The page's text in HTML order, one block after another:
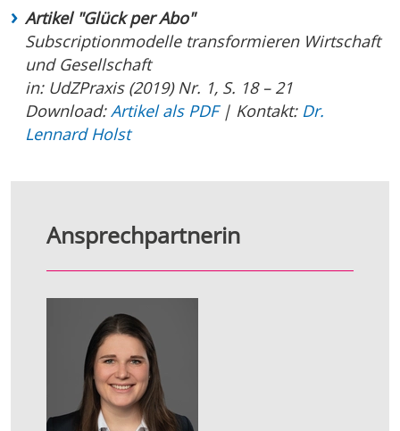
Artikel "Glück per Abo"
Subscriptionmodelle transformieren Wirtschaft
und Gesellschaft
in: UdZPraxis (2019) Nr. 1, S. 18 – 21
Download:Artikel als PDF| Kontakt: Dr.
Lennard Holst
Ansprechpartnerin